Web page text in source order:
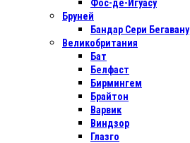
Фос-де-Игуасу
Бруней
Бандар Сери Бегавану
Великобритания
Бат
Белфаст
Бирмингем
Брайтон
Варвик
Виндзор
Глазго